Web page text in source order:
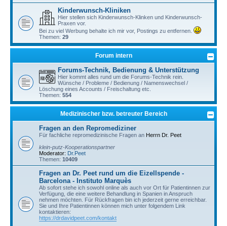
Kinderwunsch-Kliniken
Hier stellen sich Kinderwunsch-Klinken und Kinderwunsch-
Praxen vor.
Bei zu viel Werbung behalte ich mir vor, Postings zu entfernen.
Themen: 29
Forum intern
Forums-Technik, Bedienung & Unterstützung
Hier kommt alles rund um die Forums-Technik rein.
Wünsche / Probleme / Bedienung / Namenswechsel /
Löschung eines Accounts / Freischaltung etc.
Themen: 554
Medizinischer bzw. betreuter Bereich
Fragen an den Repromediziner
Für fachliche repromedizinische Fragen an Herrn Dr. Peet
klein-putz-Kooperationspartner
Moderator: Dr.Peet
Themen: 10409
Fragen an Dr. Peet rund um die Eizellspende -
Barcelona - Instituto Marquès
Ab sofort stehe ich sowohl online als auch vor Ort für Patientinnen zur
Verfügung, die eine weitere Behandlung in Spanien in Anspruch
nehmen möchten. Für Rückfragen bin ich jederzeit gerne erreichbar.
Sie und Ihre Patientinnen können mich unter folgendem Link
kontaktieren:
https://drdavidpeet.com/kontakt